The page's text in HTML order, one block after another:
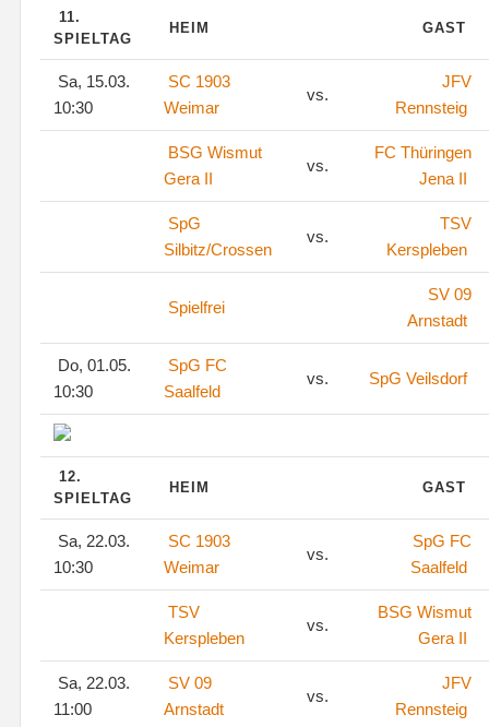
11.
SPIELTAG
HEIM GAST
Sa, 15.03.
10:30
SC 1903
Weimar
vs.
JFV
Rennsteig
BSG Wismut
Gera II
vs.
FC Thüringen
Jena II
SpG
Silbitz/Crossen
vs.
TSV
Kerspleben
Spielfrei
SV 09
Arnstadt
Do, 01.05.
10:30
SpG FC
Saalfeld
vs. SpG Veilsdorf
12.
SPIELTAG
HEIM GAST
Sa, 22.03.
10:30
SC 1903
Weimar
vs.
SpG FC
Saalfeld
TSV
Kerspleben
vs.
BSG Wismut
Gera II
Sa, 22.03.
11:00
SV 09
Arnstadt
vs.
JFV
Rennsteig